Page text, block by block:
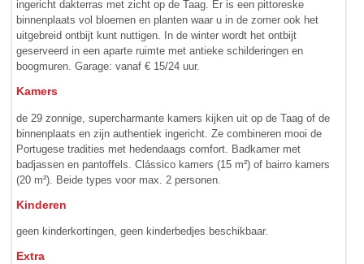
ingericht dakterras met zicht op de Taag. Er is een pittoreske
binnenplaats vol bloemen en planten waar u in de zomer ook het
uitgebreid ontbijt kunt nuttigen. In de winter wordt het ontbijt
geserveerd in een aparte ruimte met antieke ­schilderingen en
boogmuren. Garage: vanaf € 15/24 uur.
Kamers
de 29 zonnige, supercharmante kamers kijken uit op de Taag of de
binnen­plaats en zijn authentiek ingericht. Ze combineren mooi de
Portugese tradities met hedendaags comfort. Badkamer met
badjassen en pantoffels. Clássico kamers (15 m²) of bairro kamers
(20 m²). Beide types voor max. 2 personen.
Kinderen
geen kinderkortingen, geen kinderbedjes beschikbaar.
Extra